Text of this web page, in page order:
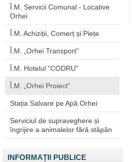
Î.M. Servicii Comunal - Locative
Orhei
Î.M. Achiziții, Comerț și Piețe
Î.M. „Orhei Transport”
Î.M. Hotelul ”CODRU”
Î.M. „Orhei Proiect”
Stația Salvare pe Apă Orhei
Serviciul de supraveghere și
îngrijire a animalelor fără stăpân
INFORMAȚII PUBLICE